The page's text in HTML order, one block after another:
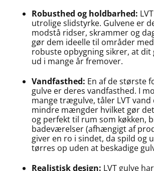
Robusthed og holdbarhed:
utrolige slidstyrke. Gulvene er
modstå ridser, skrammer og
gør dem ideelle til områder
robuste opbygning sikrer, at dit
ud i mange år fremover.
Vandfasthed: En af de største
gulve er deres vandfasthed. I
mange trægulve, tåler LVT vand
mindre mængder hvilket gør
og perfekt til rum som køkken,
badeværelser (afhængigt af
giver en ro i sindet, da spild og
tørres op uden at beskadige
Realistisk design: LVT gulve